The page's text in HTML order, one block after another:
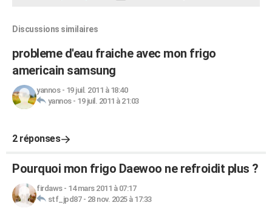
Discussions similaires
probleme d'eau fraiche avec mon frigo
americain samsung
yannos- 19 juil. 2011 à 18:40
yannos- 19 juil. 2011 à 21:03
2 réponses
Pourquoi mon frigo Daewoo ne refroidit plus ?
firdaws- 14 mars 2011 à 07:17
stf_jpd87- 28 nov. 2025 à 17:33